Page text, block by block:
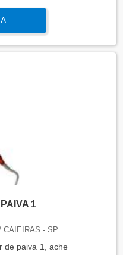
1
CAIEIRAS - SP
de paiva 1, ache